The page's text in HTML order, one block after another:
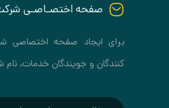
صفحه اختصـاصـی
برای ایجاد صفحه اختصاصی
کنندگان و جویندگان خدمات، نام